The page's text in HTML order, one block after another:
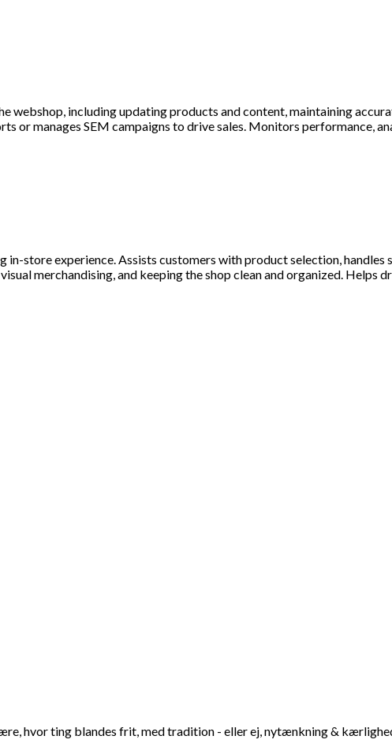
webshop, including updating products and content, maintaining
or manages SEM campaigns to drive sales. Monitors performance,
in-store experience. Assists customers with product selection,
merchandising, and keeping the shop clean and organized. Helps
hvor ting blandes frit, med tradition - eller ej, nytænkning &